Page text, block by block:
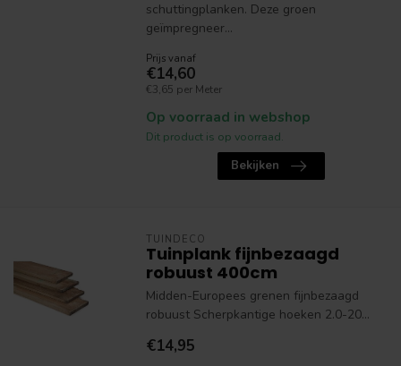
schuttingplanken. Deze groen
geïmpregneer...
Prijs vanaf
€14,60
€3,65 per Meter
Op voorraad in webshop
Dit product is op voorraad.
Bekijken
TUINDECO
Tuinplank fijnbezaagd
robuust 400cm
Midden-Europees grenen fijnbezaagd
robuust Scherpkantige hoeken 2.0-20...
€14,95